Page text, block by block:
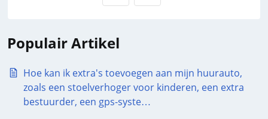
Populair Artikel
Hoe kan ik extra's toevoegen aan mijn huurauto,
zoals een stoelverhoger voor kinderen, een extra
bestuurder, een gps-syste…